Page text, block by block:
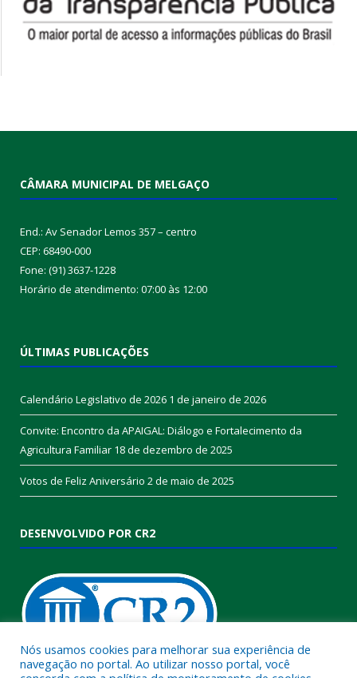
CÂMARA MUNICIPAL DE MELGAÇO
End.: Av Senador Lemos 357 – centro
CEP: 68490-000
Fone: (91) 3637-1228
Horário de atendimento: 07:00 às 12:00
ÚLTIMAS PUBLICAÇÕES
Calendário Legislativo de 2026 1 de janeiro de 2026
Convite: Encontro da APAIGAL: Diálogo e Fortalecimento da
Agricultura Familiar 18 de dezembro de 2025
Votos de Feliz Aniversário 2 de maio de 2025
DESENVOLVIDO POR CR2
Nós usamos cookies para melhorar sua experiência de
navegação no portal. Ao utilizar nosso portal, você